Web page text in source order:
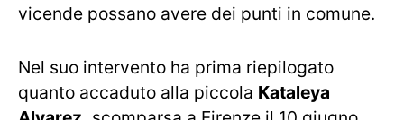
vicende possano avere dei punti in comune.
Nel suo intervento ha prima riepilogato
quanto accaduto alla piccola Kataleya